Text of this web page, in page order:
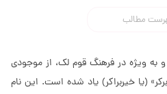
مطالب
و به ویژه در فرهنگ قوم لک، از موجودی
(یا خیربراکر) یاد شده است. این نام